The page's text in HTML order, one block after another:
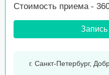
Стоимость приема -
г. Санкт-Петербург,